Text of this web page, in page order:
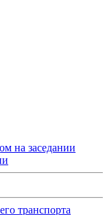
на заседании
транспорта